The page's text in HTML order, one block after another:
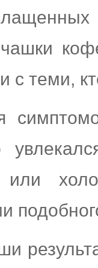
с теми,
или